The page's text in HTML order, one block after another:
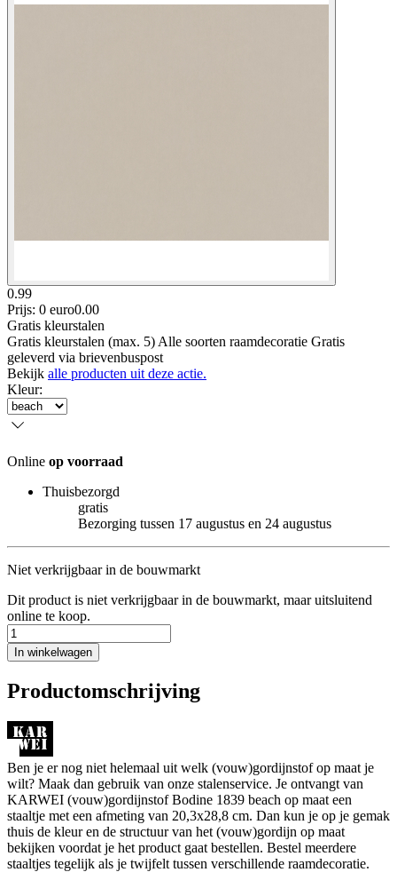
0.99
Prijs: 0 euro0.00
Gratis kleurstalen
Gratis kleurstalen (max. 5) Alle soorten raamdecoratie Gratis
geleverd via brievenbuspost
Bekijk alle producten uit deze actie.
Kleur:
Online op voorraad
Thuisbezorgd
gratis
Bezorging tussen 17 augustus en 24 augustus
Niet verkrijgbaar in de bouwmarkt
Dit product is niet verkrijgbaar in de bouwmarkt, maar uitsluitend
online te koop.
In winkelwagen
Productomschrijving
Ben je er nog niet helemaal uit welk (vouw)gordijnstof op maat je
wilt? Maak dan gebruik van onze stalenservice. Je ontvangt van
KARWEI (vouw)gordijnstof Bodine 1839 beach op maat een
staaltje met een afmeting van 20,3x28,8 cm. Dan kun je op je gemak
thuis de kleur en de structuur van het (vouw)gordijn op maat
bekijken voordat je het product gaat bestellen. Bestel meerdere
staaltjes tegelijk als je twijfelt tussen verschillende raamdecoratie.